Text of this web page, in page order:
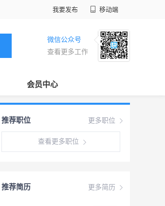
我要发布 移动端
微信公众号
查看更多工作
会员中心
更多职位
推荐职位
查看更多职位
更多简历
推荐简历